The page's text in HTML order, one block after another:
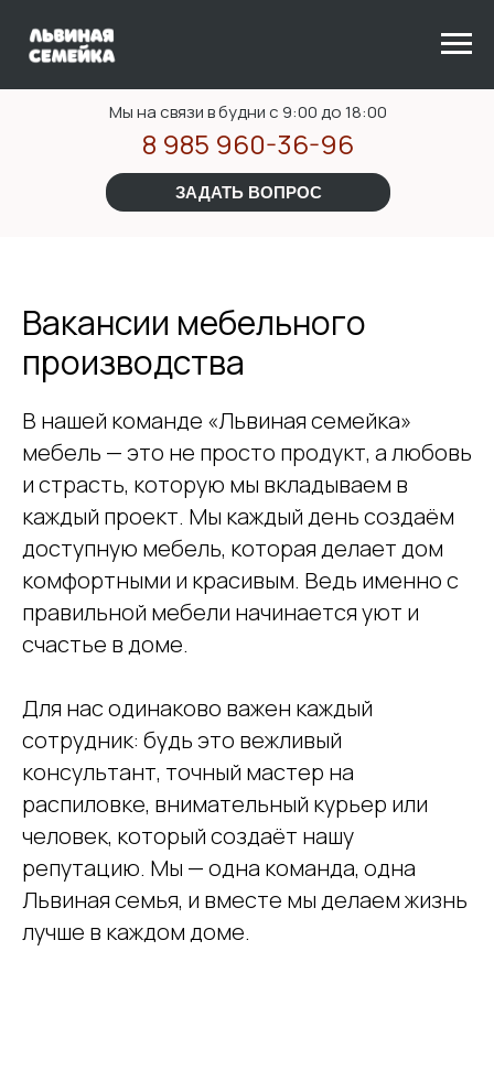
ЗАДАТЬ ВОПРОС
Мы на связи в будни с 9:00 до 18:00
8 985 960-36-96
Вакансии мебельного
производства
В нашей команде «Львиная семейка»
мебель — это не просто продукт, а любовь
и страсть, которую мы вкладываем в
каждый проект. Мы каждый день создаём
доступную мебель, которая делает дом
комфортными и красивым. Ведь именно с
правильной мебели начинается уют и
счастье в доме.
Для нас одинаково важен каждый
сотрудник: будь это вежливый
консультант, точный мастер на
распиловке, внимательный курьер или
человек, который создаёт нашу
репутацию. Мы — одна команда, одна
Львиная семья, и вместе мы делаем жизнь
лучше в каждом доме.